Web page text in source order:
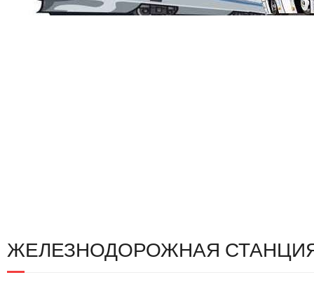
ЖЕЛЕЗНОДОРОЖНАЯ